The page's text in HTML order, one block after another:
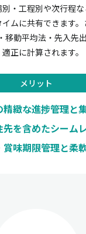
・工程別や次行程
ムに共有できます
移動平均法・先入先
正に計算されます。
メリット
緻な進捗管理と
を含めたシーム
賞味期限管理と柔